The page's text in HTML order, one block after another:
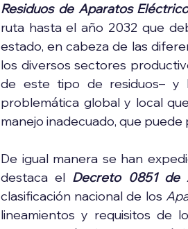
Residuos de Aparatos
ruta hasta el año 2032 que
estado, en cabeza de las
los diversos sectores
de este tipo de residuos– y
problemática global y local
manejo inadecuado, que
De igual manera se han
destaca el Decreto 0851 de
clasificación nacional de los
lineamientos y requisitos de